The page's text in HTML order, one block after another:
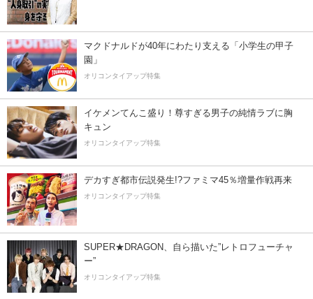
マクドナルドが40年にわたり支える「小学生の甲子
園」
オリコンタイアップ特集
イケメンてんこ盛り！尊すぎる男子の純情ラブに胸
キュン
オリコンタイアップ特集
デカすぎ都市伝説発生!?ファミマ45％増量作戦再来
オリコンタイアップ特集
SUPER★DRAGON、自ら描いた”レトロフューチャ
ー”
オリコンタイアップ特集